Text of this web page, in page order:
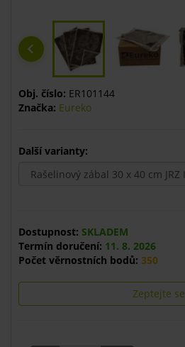
Obj. číslo: ER101144
Značka: Eureko
Další varianty:
Dostupnost: SKLADEM
Termín doručení: 11. 8. 2026
Počet věrnostních bodů: 350
Zeptejte se